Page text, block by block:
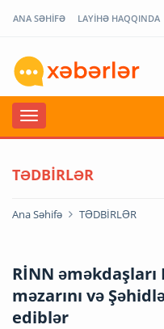
ANA SƏHİFƏ LAYİHƏ HAQQINDA
TƏDBİRLƏR
Ana Səhifə TƏDBİRLƏR
RİNN
məzarını və
ediblər